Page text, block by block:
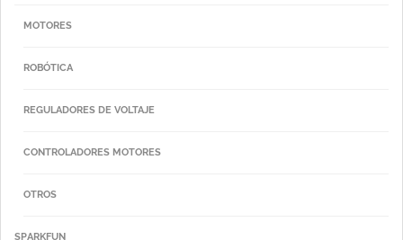
MOTORES
ROBÓTICA
REGULADORES DE VOLTAJE
CONTROLADORES MOTORES
OTROS
SPARKFUN